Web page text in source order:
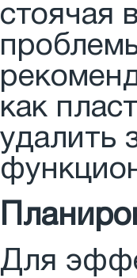
стоячая
как
удалить
Для